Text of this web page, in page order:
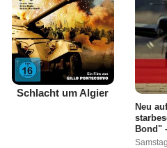
Schlacht um Algier
Neu
Bond"